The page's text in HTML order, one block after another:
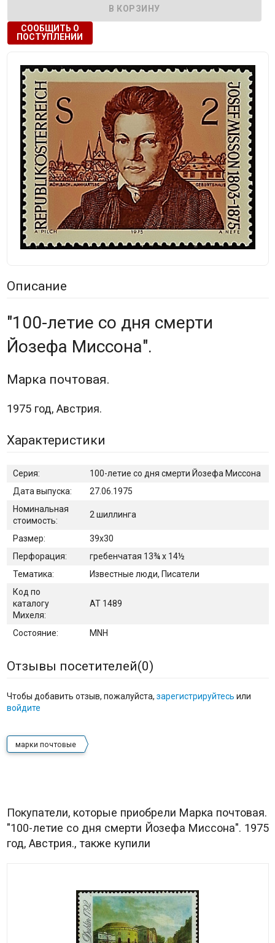
СООБЩИТЬ О
ПОСТУПЛЕНИИ
Описание
"100-летие со дня смерти
Йозефа Миссона".
Марка почтовая.
1975 год, Австрия.
Характеристики
Серия:
100-летие со дня смерти Йозефа Миссона
Дата выпуска:
27.06.1975
Номинальная
стоимость:
2 шиллинга
Размер:
39х30
Перфорация:
гребенчатая 13¾ x 14½
Тематика:
Известные люди, Писатели
Код по
каталогу
Михеля:
AT 1489
Состояние: MNH
Отзывы посетителей(0)
Чтобы добавить отзыв, пожалуйста, зарегистрируйтесь или
войдите
марки почтовые
Покупатели, которые приобрели Марка почтовая.
"100-летие со дня смерти Йозефа Миссона". 1975
год, Австрия., также купили